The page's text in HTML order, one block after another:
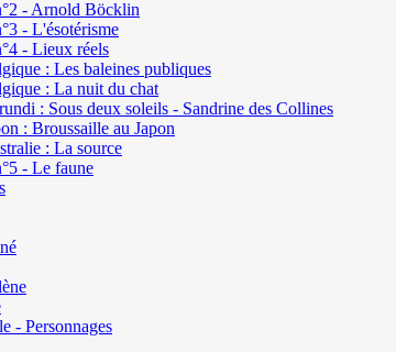
- Arnold Böcklin
- L'ésotérisme
- Lieux réels
: Les baleines publiques
: La nuit du chat
: Sous deux soleils - Sandrine des Collines
: Broussaille au Japon
: La source
- Le faune
- Personnages